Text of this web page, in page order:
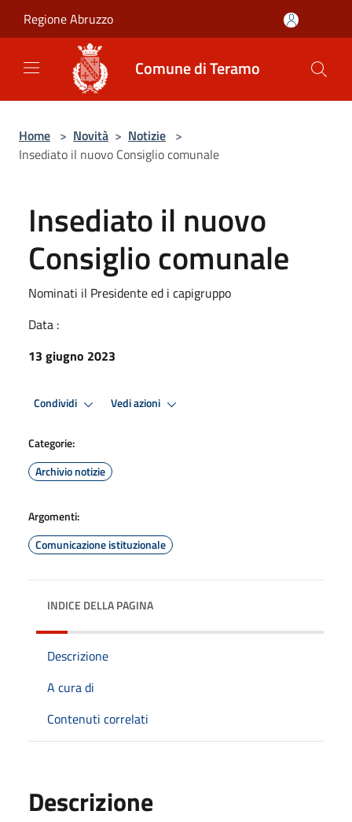
Regione Abruzzo
Comune di Teramo
Home > Novità > Notizie >
Insediato il nuovo Consiglio comunale
Insediato il nuovo
Consiglio comunale
Nominati il Presidente ed i capigruppo
Data :
13 giugno 2023
Condividi Vedi azioni
Categorie:
Archivio notizie
Argomenti:
Comunicazione istituzionale
INDICE DELLA PAGINA
Descrizione
A cura di
Contenuti correlati
Descrizione